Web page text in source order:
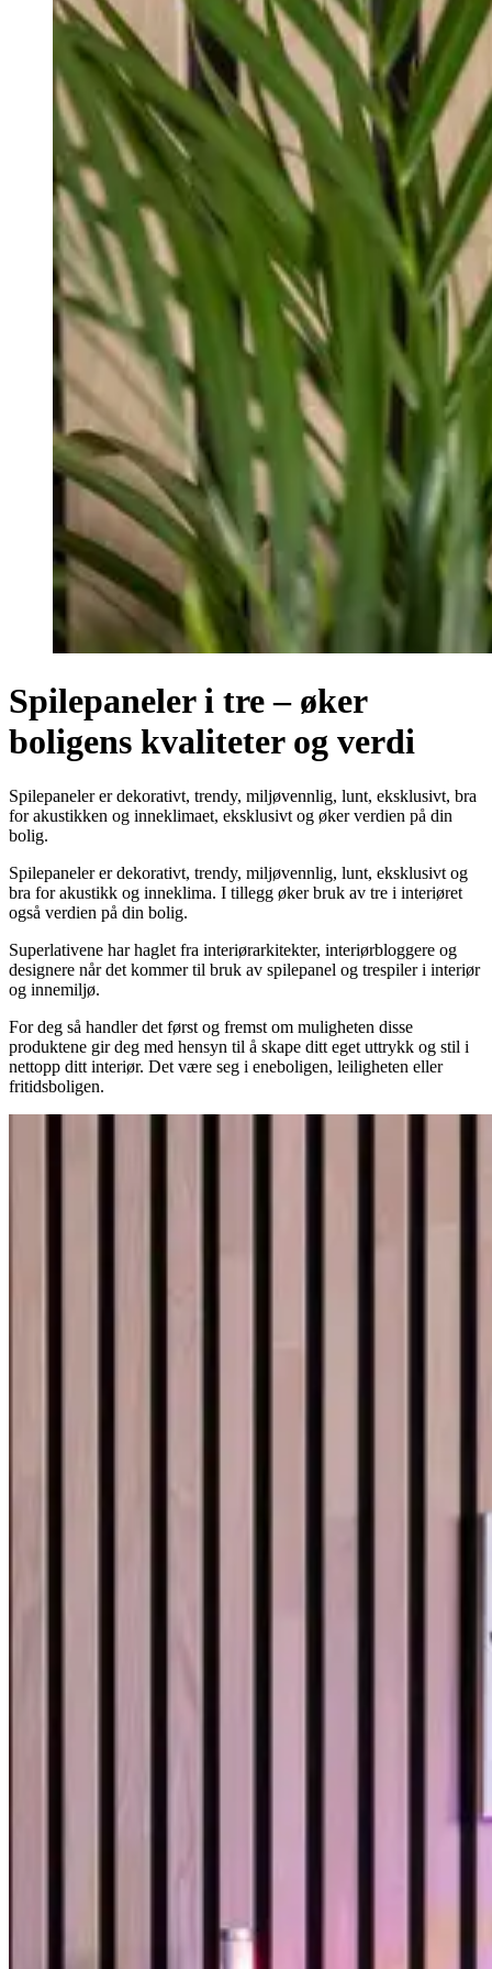
Spilepaneler i tre – øker
boligens kvaliteter og verdi
Spilepaneler er dekorativt, trendy, miljøvennlig, lunt, eksklusivt, bra
for akustikken og inneklimaet, eksklusivt og øker verdien på din
bolig.
Spilepaneler er dekorativt, trendy, miljøvennlig, lunt, eksklusivt og
bra for akustikk og inneklima. I tillegg øker bruk av tre i interiøret
også verdien på din bolig.
Superlativene har haglet fra interiørarkitekter, interiørbloggere og
designere når det kommer til bruk av spilepanel og trespiler i interiør
og innemiljø.
For deg så handler det først og fremst om muligheten disse
produktene gir deg med hensyn til å skape ditt eget uttrykk og stil i
nettopp ditt interiør. Det være seg i eneboligen, leiligheten eller
fritidsboligen.